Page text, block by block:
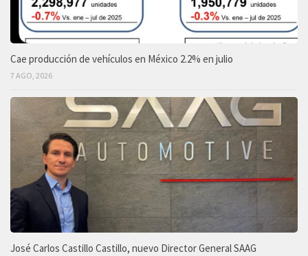
Cae producción de vehículos en México 2.2% en julio
7 AGO, 2026
José Carlos Castillo Castillo, nuevo Director General SAAG